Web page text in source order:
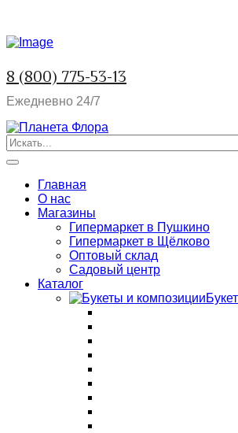
8 (800) 775-53-13
Ежедневно 24/7
Главная
О нас
Магазины
Гипермаркет в Пушкино
Гипермаркет в Щёлково
Оптовый склад
Садовый центр
Каталог